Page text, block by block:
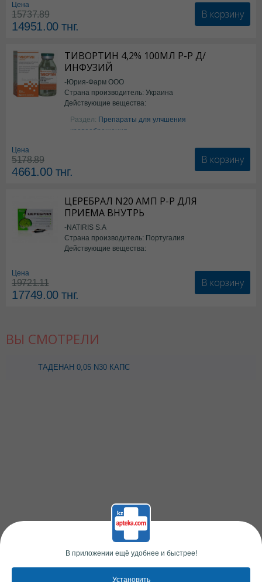
Цена
15737.89
14951.00тнг.
В корзину
ТИВОРТИН 4,2% 100МЛ Р-Р Д/
ИНФУЗИЙ
-Юрия-Фарм ООО
Страна производитель: Украина
Действующие вещества:
Аргинин
Раздел: Препараты для улчшения
кровообращения
Цена
5178.89
4661.00тнг.
В корзину
ЦЕРЕБРАЛ N20 АМП Р-Р ДЛЯ
ПРИЕМА ВНУТРЬ
-NATIRIS S.A
Страна производитель: Португалия
Действующие вещества:
Цена
19721.11
17749.00тнг.
В корзину
ВЫ СМОТРЕЛИ
ТАДЕНАН 0,05 N30 КАПС
В приложении ещё удобнее и быстрее!
Установить